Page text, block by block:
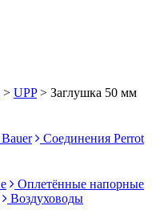
> UPP> Заглушка 50 мм
Соединения Perrot
Оплетённые напорные
Воздуховоды